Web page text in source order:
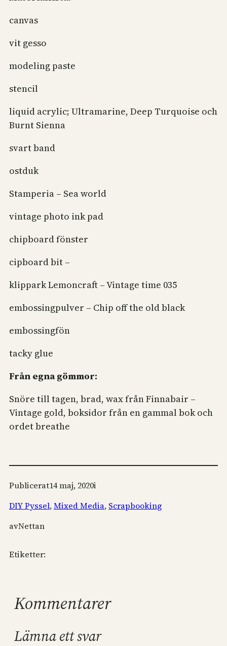
canvas
vit gesso
modeling paste
stencil
liquid acrylic; Ultramarine, Deep Turquoise och
Burnt Sienna
svart band
ostduk
Stamperia – Sea world
vintage photo ink pad
chipboard fönster
cipboard bit –
klippark Lemoncraft – Vintage time 035
embossingpulver – Chip off the old black
embossingfön
tacky glue
Från egna gömmor:
Snöre till tagen, brad, wax från Finnabair –
Vintage gold, boksidor från en gammal bok och
ordet breathe
Publicerat14 maj, 2020i
DIY Pyssel, Mixed Media, Scrapbooking
avNettan
Etiketter:
Kommentarer
Lämna ett svar